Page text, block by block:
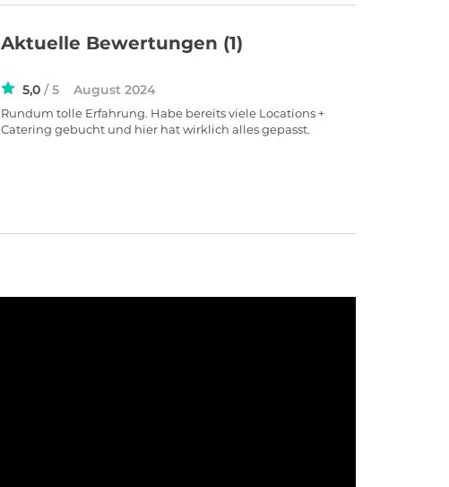
Aktuelle Bewertungen (1)
5,0 / 5 August 2024
Rundum tolle Erfahrung. Habe bereits viele Locations +
Catering gebucht und hier hat wirklich alles gepasst.